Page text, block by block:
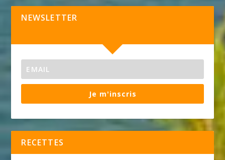
NEWSLETTER
Je m'inscris
RECETTES